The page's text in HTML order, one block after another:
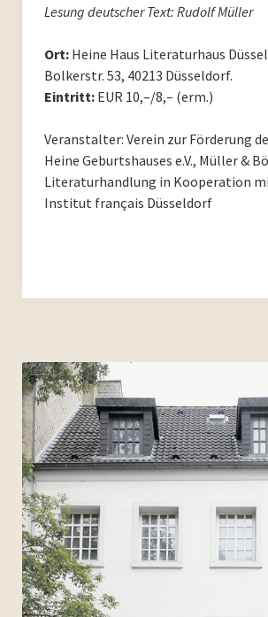
PoesieFest 2013
PoesieFest 2011
PoesieDebütPreis Düsseldorf
Archiv 2021
Archiv 2020
Archiv 2019
Archiv 2018
Archiv 2017
Archiv 2016
Lesung deutscher Text: Rudolf Müller
Ort:Heine Haus Literaturhaus
Bolkerstr. 53, 40213 Düsseldorf.
Eintritt:EUR 10,–/8,– (erm.)
Veranstalter: Verein zur Förderung
Heine Geburtshauses e.V., Müller &
Literaturhandlung in Kooperation
Institut français Düsseldorf